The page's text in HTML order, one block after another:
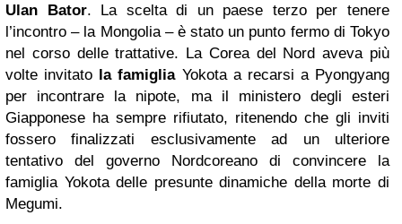
Ulan Bator. La scelta di un paese terzo per tenere
l’incontro – la Mongolia – è stato un punto fermo di Tokyo
nel corso delle trattative. La Corea del Nord aveva più
volte invitato la famigliaYokota a recarsi a Pyongyang
per incontrare la nipote, ma il ministero degli esteri
Giapponese ha sempre rifiutato, ritenendo che gli inviti
fossero finalizzati esclusivamente ad un ulteriore
tentativo del governo Nordcoreano di convincere la
famiglia Yokota delle presunte dinamiche della morte di
Megumi.